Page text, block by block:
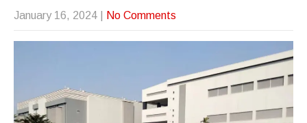
January 16, 2024 No Comments